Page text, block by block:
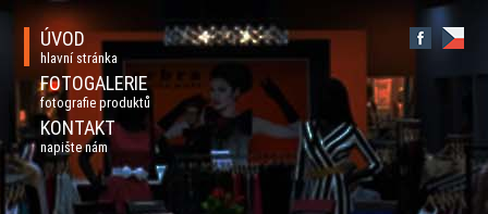
ÚVOD
hlavní stránka
FOTOGALERIE
fotografie produktů
KONTAKT
napište nám